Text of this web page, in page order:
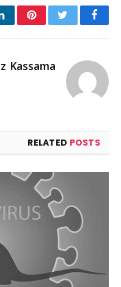
Facebook
Twitter
Kassama
RELATED POSTS